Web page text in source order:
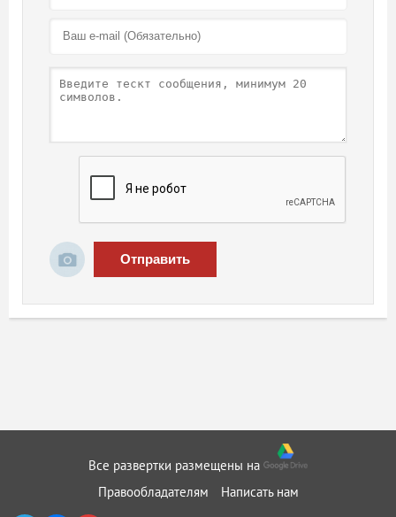
Отправить
Все развертки размещены на
Правообладателям
Написать нам